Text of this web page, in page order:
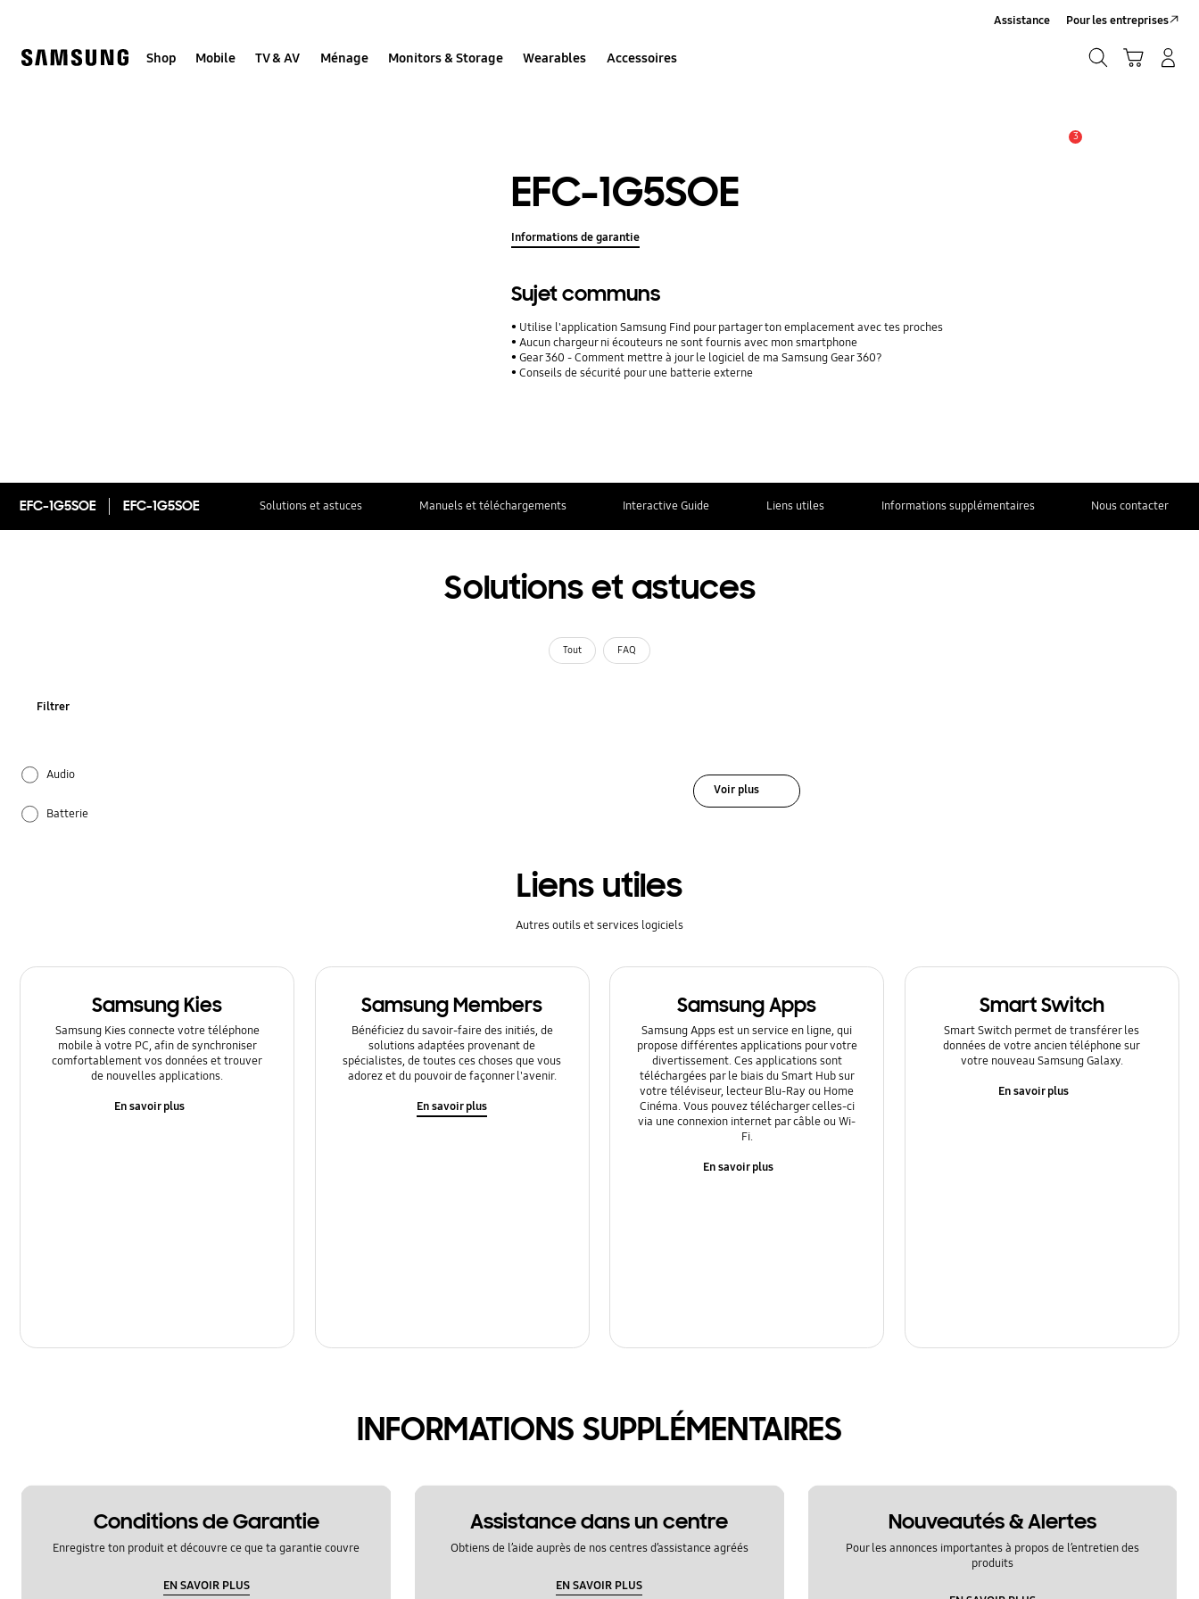
Shop Mobile TV & AV Ménage Monitors & Storage Wearables Accessoires
Assistance Pour les entreprises
3
EFC-1G5SOE
Informations de garantie
Sujet communs
Utilise l'application Samsung Find pour partager ton emplacement avec tes proches
Aucun chargeur ni écouteurs ne sont fournis avec mon smartphone
Gear 360 - Comment mettre à jour le logiciel de ma Samsung Gear 360?
Conseils de sécurité pour une batterie externe
EFC-1G5SOE EFC-1G5SOE Solutions et astuces Manuels et téléchargements Interactive Guide Liens utiles Informations supplémentaires Nous contacter
Solutions et astuces
Tout FAQ
Filtrer
Audio
Batterie
Utilisation
Voir plus
Liens utiles
Autres outils et services logiciels
Samsung Kies
Samsung Kies connecte votre téléphone
mobile à votre PC, afin de synchroniser
comfortablement vos données et trouver
de nouvelles applications.
En savoir plus
Samsung Members
Bénéficiez du savoir-faire des initiés, de
solutions adaptées provenant de
spécialistes, de toutes ces choses que vous
adorez et du pouvoir de façonner l'avenir.
En savoir plus
Samsung Apps
Samsung Apps est un service en ligne, qui
propose différentes applications pour votre
divertissement. Ces applications sont
téléchargées par le biais du Smart Hub sur
votre téléviseur, lecteur Blu-Ray ou Home
Cinéma. Vous pouvez télécharger celles-ci
via une connexion internet par câble ou Wi-
Fi.
En savoir plus
Smart Switch
Smart Switch permet de transférer les
données de votre ancien téléphone sur
votre nouveau Samsung Galaxy.
En savoir plus
INFORMATIONS SUPPLÉMENTAIRES
Conditions de Garantie
Enregistre ton produit et découvre ce que ta garantie couvre
EN SAVOIR PLUS
Assistance dans un centre
Obtiens de l’aide auprès de nos centres d’assistance agréés
EN SAVOIR PLUS
Nouveautés & Alertes
Pour les annonces importantes à propos de l’entretien des
produits